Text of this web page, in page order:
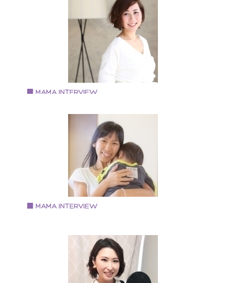
美容メイクアドバイザー、ママ美容家
多数のウェブメディアで美容情報を執筆、監修してい
ママ美容家、メイクアドバイザー。 顔分析となりたい
をもとに似合うメイクを知れる、ペルソナメイクを提
唱。不定期でメイクレッスンを開催している。 コスメ
ンシェルジュであり、マキア公式ブロガーとしてマキ
オンラインでも美容情報を発信中。 プライベートでは
児の母であり、第二子出産間近。
Days party & photograph
・フォトグラファー ・こどもとかめらフォトレッスン
定講師 ・日本バースデープランナー協会 上級バース
ープランナー ・2019年度 Flying Tiger Copenhagen
パーティー部 部長
ベビーヨガインストラクター
東大阪在中。３児のママ。 ベビーヨガインストラクタ